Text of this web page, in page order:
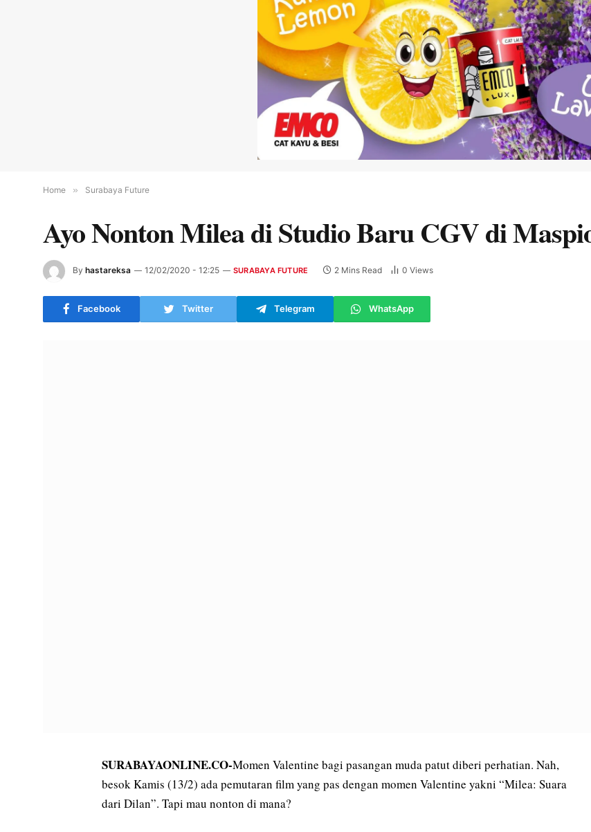
Home » Surabaya Future
Ayo Nonton Milea di Studio Baru CGV di
By hastareksa 12/02/2020 - 12:25 SURABAYA FUTURE 2 Mins Read 0Views
Facebook Twitter Telegram WhatsApp
SURABAYAONLINE.CO-Momen Valentine bagi pasangan muda patut diberi perhatian. Nah,
besok Kamis (13/2) ada pemutaran film yang pas dengan momen Valentine yakni “Milea: Suara
dari Dilan”. Tapi mau nonton di mana?